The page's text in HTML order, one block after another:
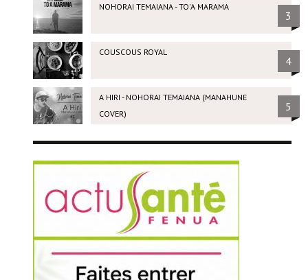
NOHORAI TEMAIANA - TO'A MARAMA
3
COUSCOUS ROYAL
4
A HIRI - NOHORAI TEMAIANA (MANAHUNE
COVER)
5